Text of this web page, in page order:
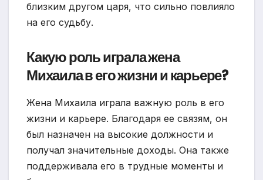
близким другом царя, что сильно повлияло
на его судьбу.
Какую роль играла жена
Михаила в его жизни и карьере?
Жена Михаила играла важную роль в его
жизни и карьере. Благодаря ее связям, он
был назначен на высокие должности и
получал значительные доходы. Она также
поддерживала его в трудные моменты и